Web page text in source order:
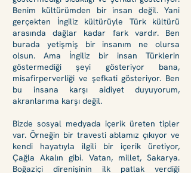
Benim kültürümden bir insan değil. Yani
gerçekten İngiliz kültürüyle Türk kültürü
arasında dağlar kadar fark vardır. Ben
burada yetişmiş bir insanım ne olursa
olsun. Ama İngiliz bir insan Türklerin
göstermediği şeyi gösteriyor bana,
misafirperverliği ve şefkati gösteriyor. Ben
bu insana karşı aidiyet duyuyorum,
akranlarıma karşı değil.
Bizde sosyal medyada içerik üreten tipler
var. Örneğin bir travesti ablamız çıkıyor ve
kendi hayatıyla ilgili bir içerik üretiyor,
Çağla Akalın gibi. Vatan, millet, Sakarya.
Boğaziçi direnişinin ilk patlak verdiği